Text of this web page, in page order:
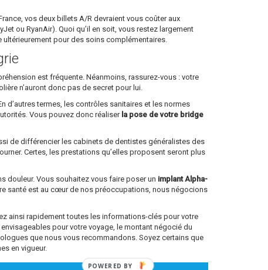
vos deux billets A/R devraient vous coûter aux
ou RyanAir). Quoi qu’il en soit, vous restez largement
pour des soins complémentaires.
est fréquente. Néanmoins, rassurez-vous : votre
n’auront donc pas de secret pour lui.
d’autres termes, les contrôles sanitaires et les normes
Vous pouvez donc réaliser la pose de votre bridge
de différencier les cabinets de dentistes généralistes des
Certes, les prestations qu’elles proposent seront plus
douleur. Vous souhaitez vous faire poser un implant Alpha-
santé est au cœur de nos préoccupations, nous négocions
ainsi rapidement toutes les informations-clés pour votre
pour votre voyage, le montant négocié du
que nous vous recommandons. Soyez certains que
en vigueur.
POWERED BY